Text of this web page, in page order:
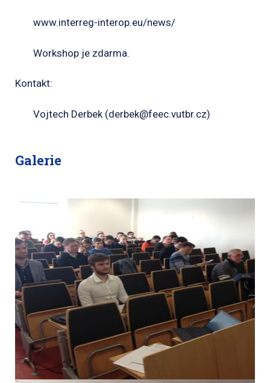
www.interreg-interop.eu/news/
Workshop je zdarma.
Kontakt:
Vojtech Derbek (derbek@feec.vutbr.cz)
Galerie